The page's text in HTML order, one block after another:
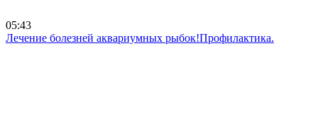
05:43
Лечение болезней аквариумных рыбок!Профилактика.